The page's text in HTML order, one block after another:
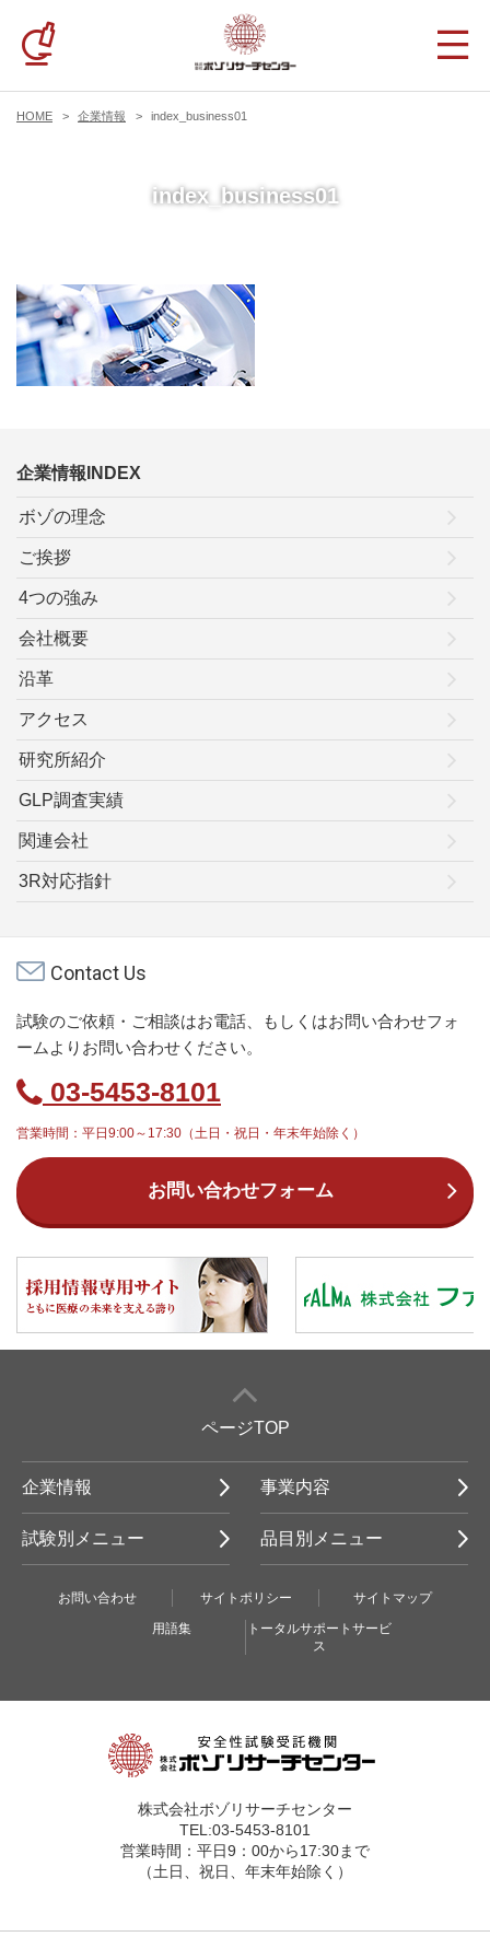
HOME 企業情報 index_business01
index_business01
企業情報INDEX
ボゾの理念
ご挨拶
4つの強み
会社概要
沿革
アクセス
研究所紹介
GLP調査実績
関連会社
3R対応指針
Contact Us
試験のご依頼・ご相談はお電話、もしくはお問い合わせフォ
ームよりお問い合わせください。
03-5453-8101
営業時間：平日9:00～17:30（土日・祝日・年末年始除く）
お問い合わせフォーム
ページTOP
企業情報 事業内容
試験別メニュー 品目別メニュー
お問い合わせ サイトポリシー
サイトマップ
用語集
トータルサポートサービ
ス
株式会社ボゾリサーチセンター
TEL:03-5453-8101
営業時間：平日9：00から17:30まで
（土日、祝日、年末年始除く）